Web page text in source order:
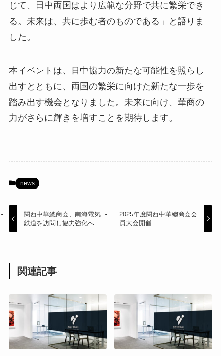
じて、日中両国はより広範な分野で共に繁栄でき
る。未来は、共に歩む者のものである」と語りま
した。
本イベントは、日中協力の新たな可能性を照らし
出すとともに、両国の繁栄に向けた新たな一歩を
踏み出す機会となりました。未来に向け、華商の
力がさらに輝きを増すことを期待します。
news
関西中華總商会、南海電気
鉄道を訪問し協力強化へ
2025年度関西中華總商会会
員大会開催
関連記事